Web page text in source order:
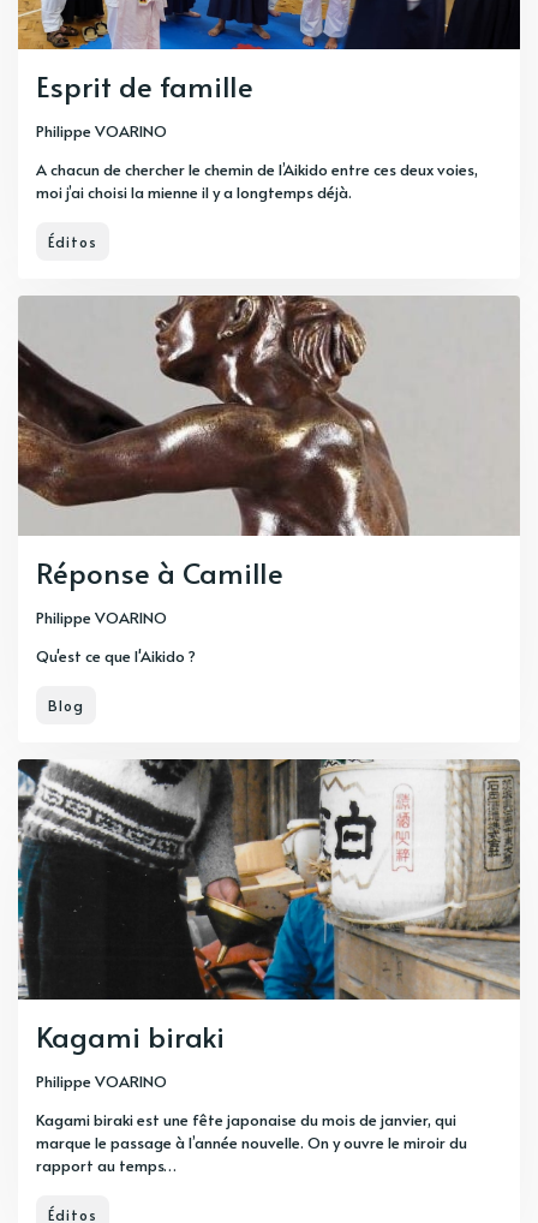
Esprit de famille
Philippe VOARINO
A chacun de chercher le chemin de l’Aikido entre ces deux voies,
moi j’ai choisi la mienne il y a longtemps déjà.
Éditos
Réponse à Camille
Philippe VOARINO
Qu'est ce que l'Aikido ?
Blog
Kagami biraki
Philippe VOARINO
Kagami biraki est une fête japonaise du mois de janvier, qui
marque le passage à l’année nouvelle. On y ouvre le miroir du
rapport au temps…
Éditos